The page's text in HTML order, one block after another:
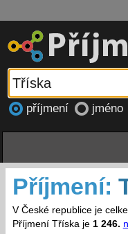
příjmení jméno
Příjmení:
V České republice je
Příjmení Tříska je 1 246.